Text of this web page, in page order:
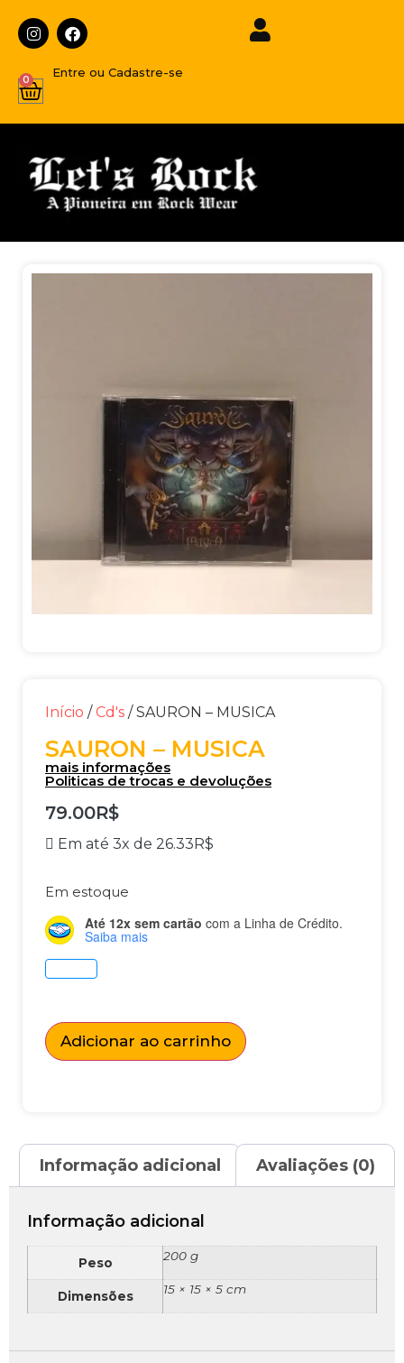
Entre ou Cadastre-se
0
Início / Cd's / SAURON – MUSICA
SAURON – MUSICA
mais informações
Politicas de trocas e devoluções
79.00R$
Em até 3x de 26.33R$
Em estoque
Até 12x sem cartão com a Linha de Crédito.
Saiba mais
Adicionar ao carrinho
Informação adicional Avaliações (0)
Informação adicional
Peso 200 g
Dimensões 15 × 15 × 5 cm